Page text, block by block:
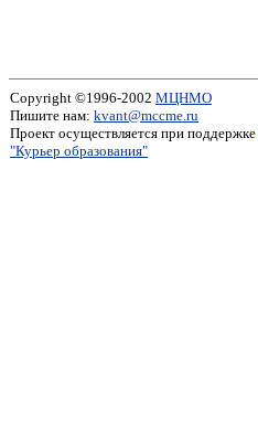
Copyright ©1996-2002 МЦНМО
Пишите нам: kvant@mccme.ru
Проект осуществляется при поддержке
"Курьер образования"